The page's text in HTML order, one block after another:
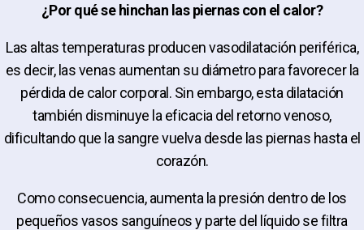
¿Por qué se hinchan las piernas con el calor?
Las altas temperaturas producen vasodilatación periférica,
es decir, las venas aumentan su diámetro para favorecer la
pérdida de calor corporal. Sin embargo, esta dilatación
también disminuye la eficacia del retorno venoso,
dificultando que la sangre vuelva desde las piernas hasta el
corazón.
Como consecuencia, aumenta la presión dentro de los
pequeños vasos sanguíneos y parte del líquido se filtra